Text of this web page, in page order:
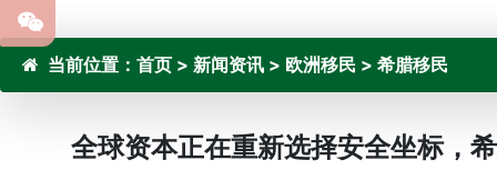
当前位置： 首页 > 新闻资讯 > 欧洲移民 > 希腊移民
全球资本正在重新选择安全坐标，